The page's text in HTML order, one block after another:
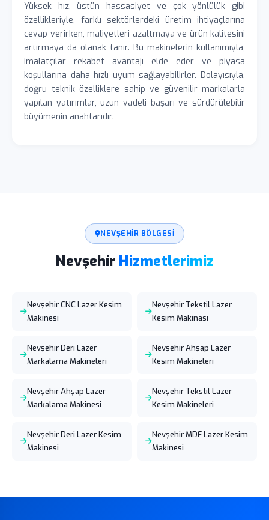
Yüksek hız, üstün hassasiyet ve çok yönlülük gibi
özellikleriyle, farklı sektörlerdeki üretim ihtiyaçlarına
cevap verirken, maliyetleri azaltmaya ve ürün kalitesini
artırmaya da olanak tanır. Bu makinelerin kullanımıyla,
imalatçılar rekabet avantajı elde eder ve piyasa
koşullarına daha hızlı uyum sağlayabilirler. Dolayısıyla,
doğru teknik özelliklere sahip ve güvenilir markalarla
yapılan yatırımlar, uzun vadeli başarı ve sürdürülebilir
büyümenin anahtarıdır.
NEVŞEHIR BÖLGESI
Nevşehir Hizmetlerimiz
Nevşehir CNC Lazer Kesim
Makinesi
Nevşehir Tekstil Lazer
Kesim Makinası
Nevşehir Deri Lazer
Markalama Makineleri
Nevşehir Ahşap Lazer
Kesim Makineleri
Nevşehir Ahşap Lazer
Markalama Makinesi
Nevşehir Tekstil Lazer
Kesim Makineleri
Nevşehir Deri Lazer Kesim
Makinesi
Nevşehir MDF Lazer Kesim
Makinesi